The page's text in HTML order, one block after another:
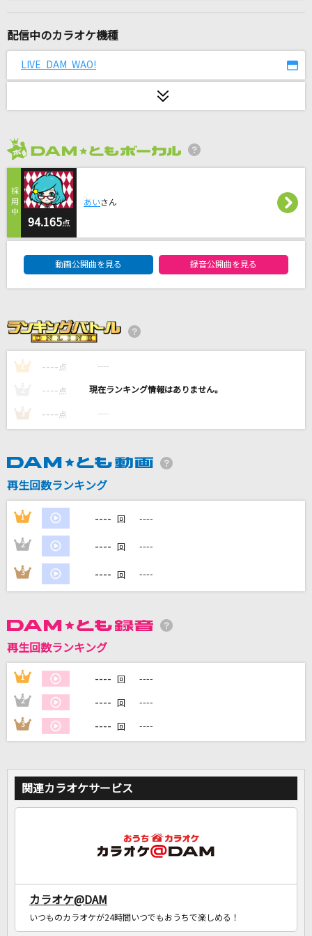
LEVEL5-judgelight-
BRAVE GROOVE
結束バンド
[生音]人として
HOWEVER
GLAY
ラストソング
Official髭男dism
キセキ
GReeeeN
ウミユリ海底譚
雨とカプチーノ
ヨルシカ
DAMの新曲・ランキングなど
DAMに会員登録・ログインして
カラオケをもっと楽しもう！
配信中のカラオケ機種
LIVE DAM WAO!
94.165点
あいさん
動画公開曲を見る 録音公開曲を見る
1 ---- 点 ----
---- 点 ----
3 ---- 点 ----
再生回数ランキング
1 ---- 回 ----
2 ---- 回 ----
3 ---- 回 ----
再生回数ランキング
1 ---- 回 ----
2 ---- 回 ----
3 ---- 回 ----
関連カラオケサービス
カラオケ@DAM
いつものカラオケが24時間いつでもおうちで楽しめる！